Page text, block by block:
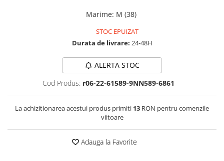
Marime: M (38)
STOC EPUIZAT
Durata de livrare: 24-48H
ALERTA STOC
Cod Produs: r06-22-61589-9NN589-6861
La achizitionarea acestui produs primiti 13 RON pentru comenzile
viitoare
Adauga la Favorite